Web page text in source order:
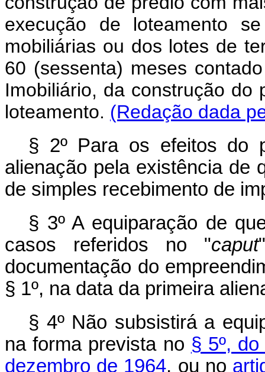
execução de loteamento
mobiliárias ou dos lotes de
60 (sessenta) meses
Imobiliário, da construção do
loteamento. (Redação dada
§ 2º Para os efeitos do
alienação pela existência de
de simples recebimento de
§ 3º A equiparação de
casos referidos no "caput
documentação do
§ 1º, na data da primeira
§ 4º Não subsistirá a
na forma prevista no § 5º,
dezembro de 1964, ou no